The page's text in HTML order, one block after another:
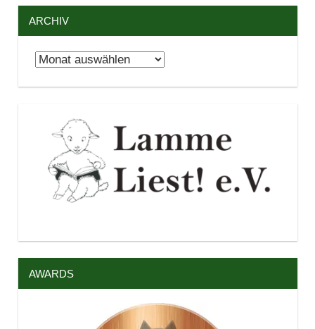
ARCHIV
Archiv
AWARDS